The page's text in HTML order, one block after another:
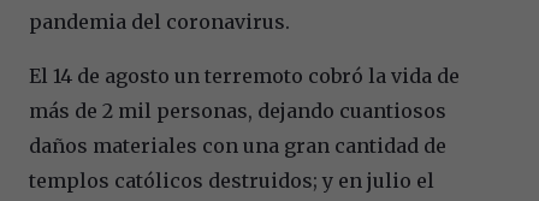
pandemia del coronavirus.
El 14 de agosto un terremoto cobró la vida de
más de 2 mil personas, dejando cuantiosos
daños materiales con una gran cantidad de
templos católicos destruidos; y en julio el